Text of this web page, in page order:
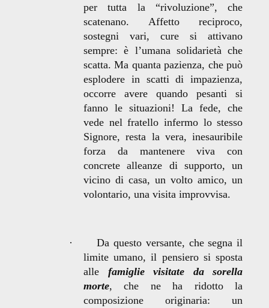
per tutta la “rivoluzione”,
che
scatenano. Affetto reciproco,
sostegni vari, cure si attivano
sempre: è l’umana solidarietà che
scatta. Ma quanta pazienza, che può
esplodere in scatti di impazienza,
occorre avere quando pesanti si
fanno le situazioni! La fede, che
vede nel fratello infermo lo stesso
Signore, resta la vera, inesauribile
forza da mantenere viva con
concrete alleanze di supporto, un
vicino di casa, un volto amico, un
volontario, una visita improvvisa.
·
Da questo versante, che segna il
limite umano, il pensiero si sposta
alle famiglie visitate da sorella
morte, che ne ha ridotto la
composizione originaria: un